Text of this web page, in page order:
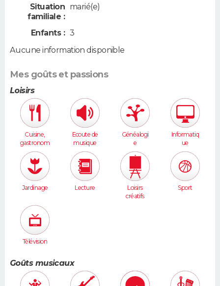
Situation
familiale :
marié(e)
Enfants : 3
Aucune information disponible
Mes goûts et passions
Loisirs
Cuisine,
gastronom
ie
Ecoute de
musique
Généalogi
e
Informatiq
ue
Jardinage Lecture
Loisirs
créatifs
Sport
Télévision
Goûts musicaux